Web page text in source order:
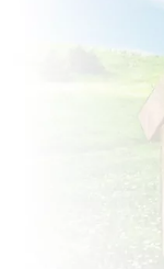
Vauchelles-les-
1 TERRAIN